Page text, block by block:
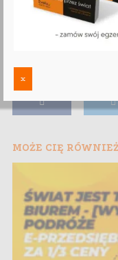
MOŻE CIĘ
x